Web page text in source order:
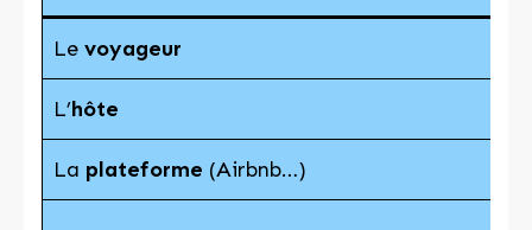
Le voyageur
L’hôte
La plateforme (Airbnb…)